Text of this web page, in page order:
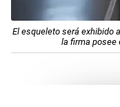
El esqueleto será exhibido
la firma posee